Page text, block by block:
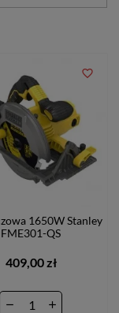
1650W Stanley
FME301-QS
409,00 zł
favorite_border